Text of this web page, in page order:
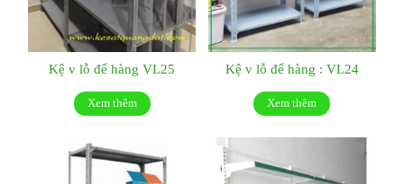
Kệ v lỗ để hàng VL25
Xem thêm
Kệ v lỗ để hàng : VL24
Xem thêm